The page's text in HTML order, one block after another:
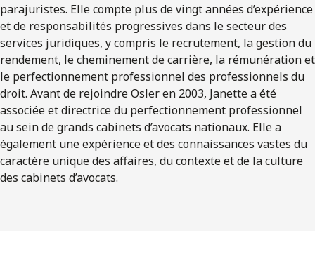
parajuristes. Elle compte plus de vingt années d’expérience
et de responsabilités progressives dans le secteur des
services juridiques, y compris le recrutement, la gestion du
rendement, le cheminement de carrière, la rémunération et
le perfectionnement professionnel des professionnels du
droit. Avant de rejoindre Osler en 2003, Janette a été
associée et directrice du perfectionnement professionnel
au sein de grands cabinets d’avocats nationaux. Elle a
également une expérience et des connaissances vastes du
caractère unique des affaires, du contexte et de la culture
des cabinets d’avocats.